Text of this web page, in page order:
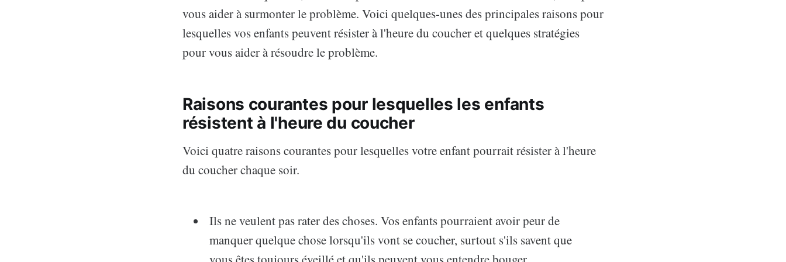
vous aider à surmonter le problème. Voici quelques-unes des principales raisons pour
lesquelles vos enfants peuvent résister à l'heure du coucher et quelques stratégies
pour vous aider à résoudre le problème.
Raisons courantes pour lesquelles les enfants
résistent à l'heure du coucher
Voici quatre raisons courantes pour lesquelles votre enfant pourrait résister à l'heure
du coucher chaque soir.
Ils ne veulent pas rater des choses. Vos enfants pourraient avoir peur de
manquer quelque chose lorsqu'ils vont se coucher, surtout s'ils savent que